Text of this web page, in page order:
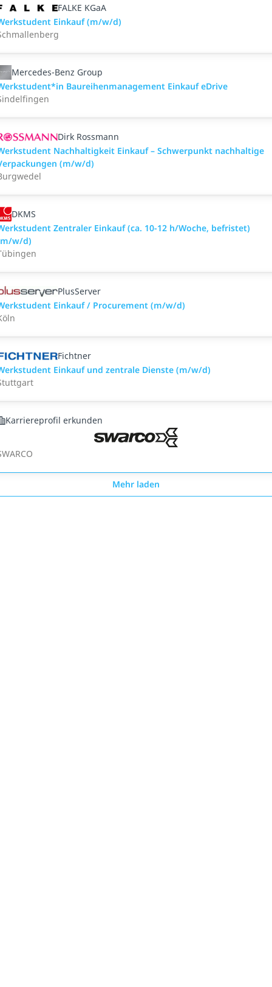
FALKE KGaA
Einkauf (m/w/d)
Mercedes-Benz Group
Baureihenmanagement Einkauf eDrive
Dirk Rossmann
Nachhaltigkeit Einkauf – Schwerpunkt nachhaltige
(m/w/d)
DKMS
Zentraler Einkauf (ca. 10-12 h/Woche, befristet)
w/d)
PlusServer
Einkauf / Procurement (m/w/d)
Fichtner
Einkauf und zentrale Dienste (m/w/d)
Karriereprofil erkunden
Mehr laden